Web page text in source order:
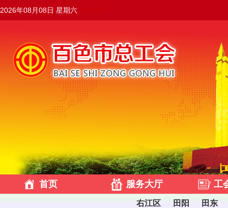
2026年08月08日 星期六
首页 服务大厅 工
右江区 田阳 田东